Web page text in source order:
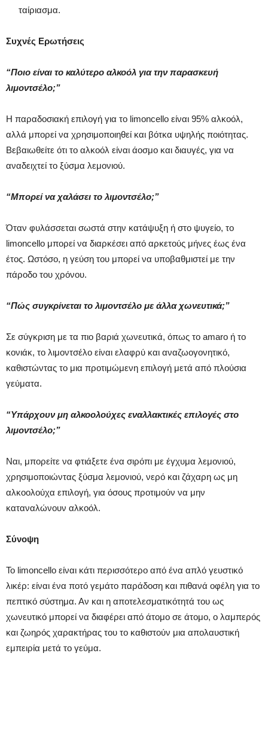
ταίριασμα.
Συχνές Ερωτήσεις
“Ποιο είναι το καλύτερο αλκοόλ για την παρασκευή
λιμοντσέλο;”
Η παραδοσιακή επιλογή για το limoncello είναι 95% αλκοόλ,
αλλά μπορεί να χρησιμοποιηθεί και βότκα υψηλής ποιότητας.
Βεβαιωθείτε ότι το αλκοόλ είναι άοσμο και διαυγές, για να
αναδειχτεί το ξύσμα λεμονιού.
“Μπορεί να χαλάσει το λιμοντσέλο;”
Όταν φυλάσσεται σωστά στην κατάψυξη ή στο ψυγείο, το
limoncello μπορεί να διαρκέσει από αρκετούς μήνες έως ένα
έτος. Ωστόσο, η γεύση του μπορεί να υποβαθμιστεί με την
πάροδο του χρόνου.
“Πώς συγκρίνεται το λιμοντσέλο με άλλα χωνευτικά;”
Σε σύγκριση με τα πιο βαριά χωνευτικά, όπως το amaro ή το
κονιάκ, το λιμοντσέλο είναι ελαφρύ και αναζωογονητικό,
καθιστώντας το μια προτιμώμενη επιλογή μετά από πλούσια
γεύματα.
“Υπάρχουν μη αλκοολούχες εναλλακτικές επιλογές στο
λιμοντσέλο;”
Ναι, μπορείτε να φτιάξετε ένα σιρόπι με έγχυμα λεμονιού,
χρησιμοποιώντας ξύσμα λεμονιού, νερό και ζάχαρη ως μη
αλκοολούχα επιλογή, για όσους προτιμούν να μην
καταναλώνουν αλκοόλ.
Σύνοψη
Το limoncello είναι κάτι περισσότερο από ένα απλό γευστικό
λικέρ: είναι ένα ποτό γεμάτο παράδοση και πιθανά οφέλη για το
πεπτικό σύστημα. Αν και η αποτελεσματικότητά του ως
χωνευτικό μπορεί να διαφέρει από άτομο σε άτομο, ο λαμπερός
και ζωηρός χαρακτήρας του το καθιστούν μια απολαυστική
εμπειρία μετά το γεύμα.